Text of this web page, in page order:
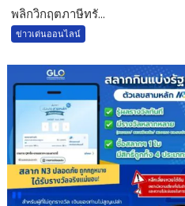
พลิกวิกฤตภาษีทรั...
ข่าวเด่นออนไลน์